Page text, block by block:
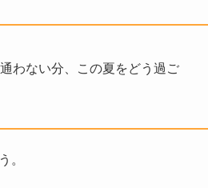
わない分、この夏をどう過ご
。